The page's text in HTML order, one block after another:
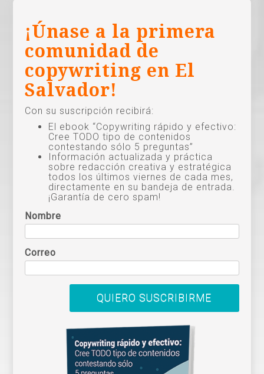
¡Únase a la primera
comunidad de
copywriting en El
Salvador!
Con su suscripción recibirá:
El ebook “Copywriting rápido y efectivo:
Cree TODO tipo de contenidos
contestando sólo 5 preguntas”
Información actualizada y práctica
sobre redacción creativa y estratégica
todos los últimos viernes de cada mes,
directamente en su bandeja de entrada.
¡Garantía de cero spam!
Nombre
Correo